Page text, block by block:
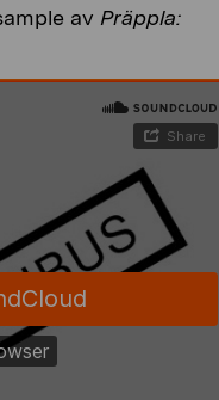
av Präppla: